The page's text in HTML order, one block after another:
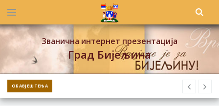
Званична интернет презентација
Град Бијељина
ОБАВЈЕШТЕЊА